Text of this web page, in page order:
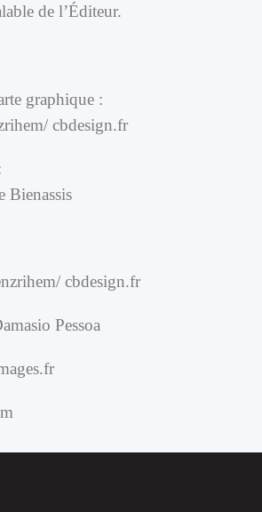
de l’Éditeur.
graphique :
cbdesign.fr
Bienassis
cbdesign.fr
Pessoa